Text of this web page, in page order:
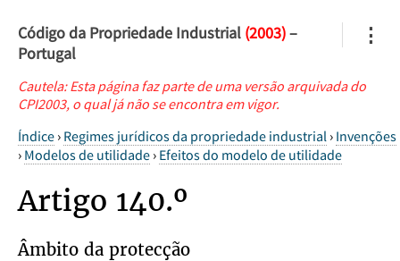
Código da Propriedade Industrial (2003)–
Portugal
⋮
Cautela: Esta página faz parte de uma versão arquivada do
CPI2003, o qual já não se encontra em vigor.
Índice › Regimes jurídicos da propriedade industrial › Invenções
› Modelos de utilidade › Efeitos do modelo de utilidade
Artigo 140.º
Âmbito da protecção